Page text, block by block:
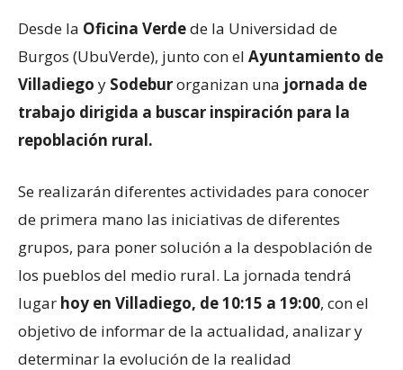
Desde la Oficina Verdede la Universidad de
Burgos (UbuVerde), junto con el Ayuntamiento de
Villadiego y Sodeburorganizan una jornada de
trabajo dirigida a buscar inspiración para la
repoblación rural.
Se realizarán diferentes actividades para conocer
de primera mano las iniciativas de diferentes
grupos, para poner solución a la despoblación de
los pueblos del medio rural. La jornada tendrá
lugar hoy en Villadiego, de 10:15 a 19:00, con el
objetivo de informar de la actualidad, analizar y
determinar la evolución de la realidad